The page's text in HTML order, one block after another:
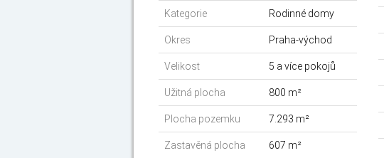
Kategorie Rodinné domy
Okres Praha-východ
Velikost 5 a více pokojů
Užitná plocha 800 m²
Plocha pozemku 7.293 m²
Zastavěná plocha 607 m²